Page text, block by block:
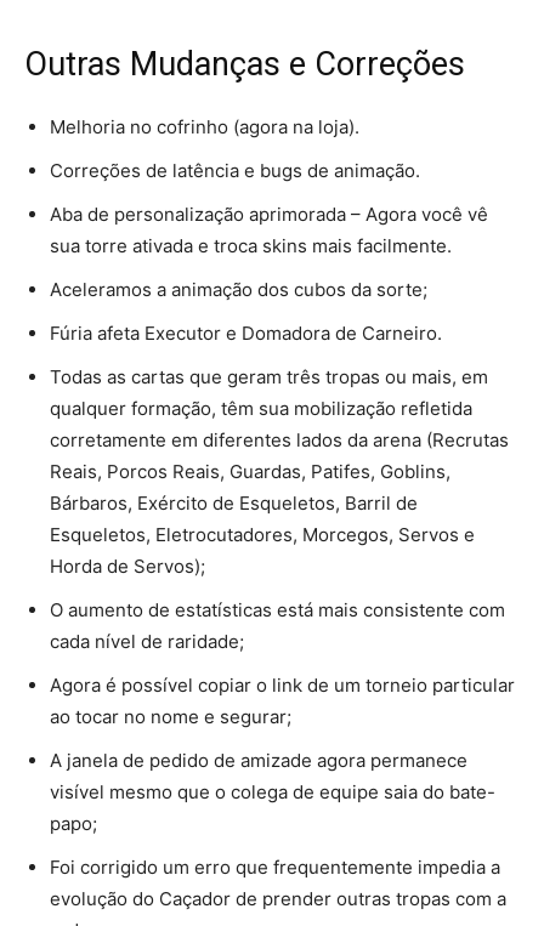
Outras Mudanças e Correções
Melhoria no cofrinho (agora na loja).
Correções de latência e bugs de animação.
Aba de personalização aprimorada – Agora você vê
sua torre ativada e troca skins mais facilmente.
Aceleramos a animação dos cubos da sorte;
Fúria afeta Executor e Domadora de Carneiro.
Todas as cartas que geram três tropas ou mais, em
qualquer formação, têm sua mobilização refletida
corretamente em diferentes lados da arena (Recrutas
Reais, Porcos Reais, Guardas, Patifes, Goblins,
Bárbaros, Exército de Esqueletos, Barril de
Esqueletos, Eletrocutadores, Morcegos, Servos e
Horda de Servos);
O aumento de estatísticas está mais consistente com
cada nível de raridade;
Agora é possível copiar o link de um torneio particular
ao tocar no nome e segurar;
A janela de pedido de amizade agora permanece
visível mesmo que o colega de equipe saia do bate-
papo;
Foi corrigido um erro que frequentemente impedia a
evolução do Caçador de prender outras tropas com a